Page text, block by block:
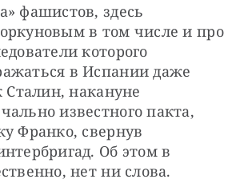
фашистов, здесь
в том числе и про
которого
в Испании даже
Сталин, накануне
известного пакта,
Франко, свернув
Об этом в
нет ни слова.